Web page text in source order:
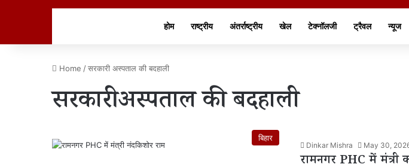
होम राष्ट्रीय अंतर्राष्ट्रीय खेल टेक्नॉलजी ट्रैवल न्यूज
Home /सरकारी अस्पताल की बदहाली
सरकारी अस्पताल की बदहाली
बिहार
Dinkar Mishra May 30,